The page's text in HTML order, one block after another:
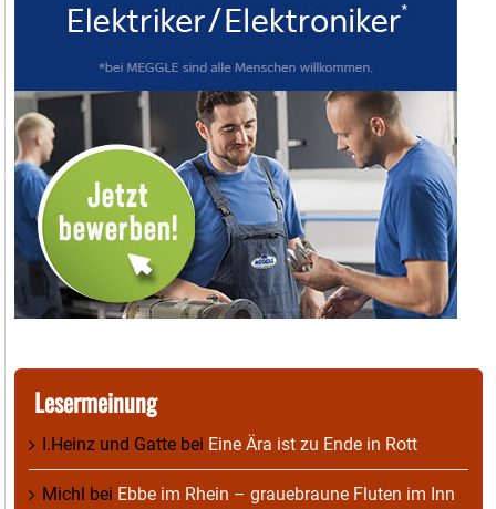
Lesermeinung
I.Heinz und Gatte bei Eine Ära ist zu Ende in Rott
Michl bei Ebbe im Rhein – grauebraune Fluten im Inn